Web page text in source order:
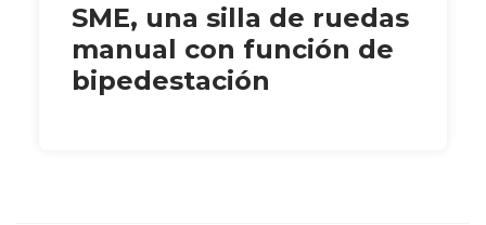
SME, una silla de ruedas
manual con función de
bipedestación